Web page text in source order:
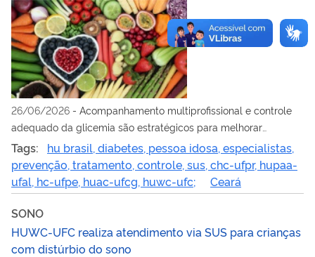
26/06/2026 - Acompanhamento multiprofissional e controle
adequado da glicemia são estratégicos para melhorar
qualidade de vida
Tags:
hu brasil, diabetes, pessoa idosa, especialistas,
prevenção, tratamento, controle, sus, chc-ufpr, hupaa-
ufal, hc-ufpe, huac-ufcg, huwc-ufc;
Ceará
SONO
HUWC-UFC realiza atendimento via SUS para crianças
com distúrbio do sono